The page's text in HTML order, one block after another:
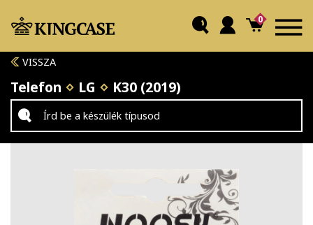
0
VISSZA
Telefon LG K30 (2019)